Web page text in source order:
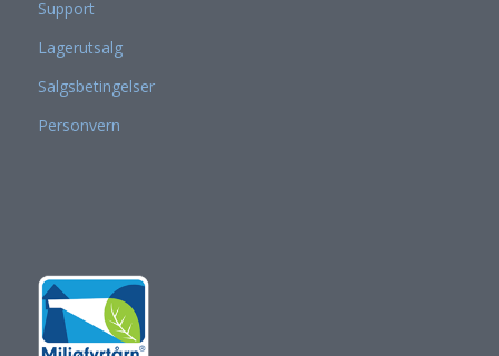
Support
Lagerutsalg
Salgsbetingelser
Personvern